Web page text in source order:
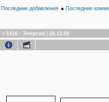
Последние добавления ● Последние
> 1416 - Энергия | 26.12.06